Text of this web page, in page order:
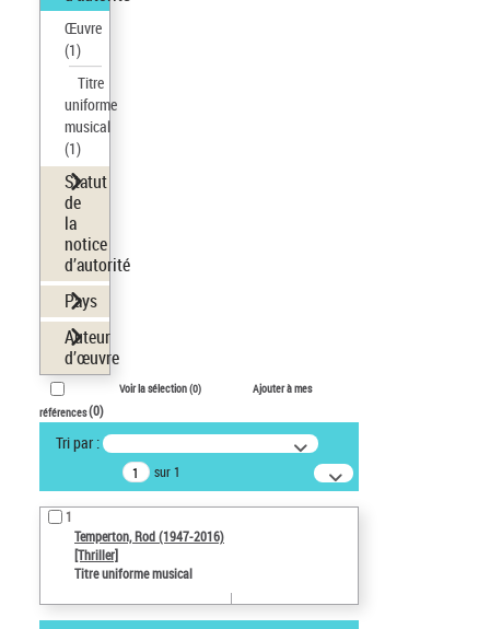
Œuvre
(1)
Titre
uniforme
musical
(1)
Statut
de
la
notice
d’autorité
Pays
Auteur
d’œuvre
Voir la sélection (0)
Ajouter à mes
références(0)
Tri par :
sur 1
1
Temperton, Rod (1947-2016)
[Thriller]
Titre uniforme musical